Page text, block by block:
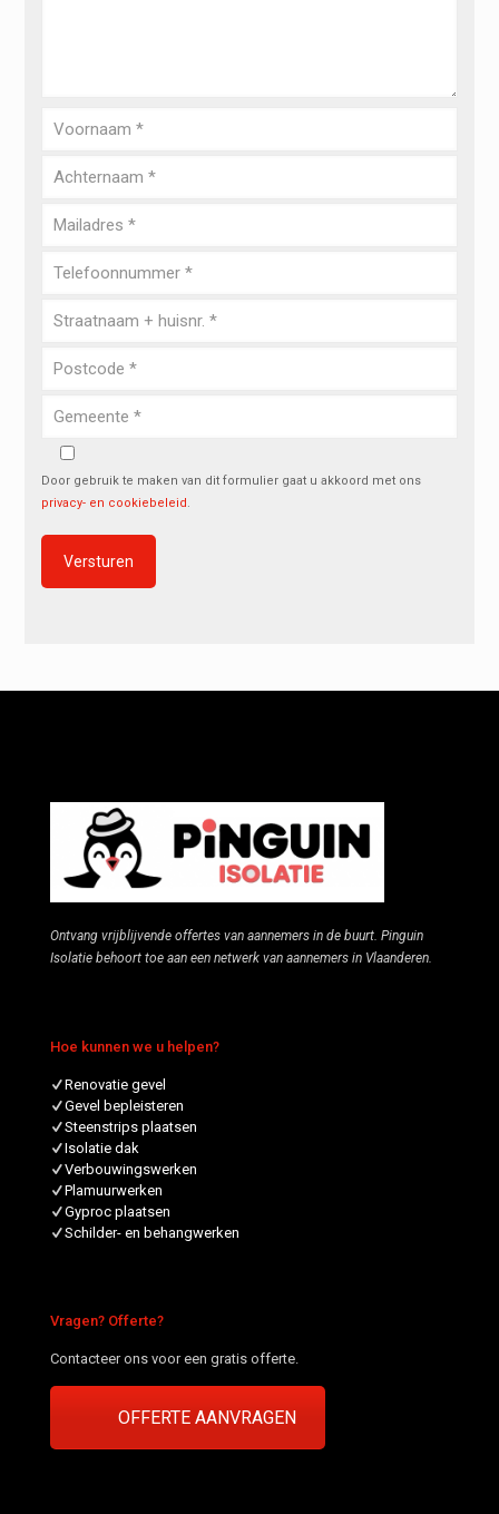
Door gebruik te maken van dit formulier gaat u akkoord met ons
privacy- en cookiebeleid.
Ontvang vrijblijvende offertes van aannemers in de buurt. Pinguin
Isolatie behoort toe aan een netwerk van aannemers in Vlaanderen.
Hoe kunnen we u helpen?
Renovatie gevel
Gevel bepleisteren
Steenstrips plaatsen
Isolatie dak
Verbouwingswerken
Plamuurwerken
Gyproc plaatsen
Schilder- en behangwerken
Vragen? Offerte?
Contacteer ons voor een gratis offerte.
OFFERTE AANVRAGEN